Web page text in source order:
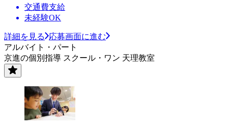
交通費支給
未経験OK
詳細を見る
応募画面に進む
アルバイト・パート
京進の個別指導 スクール・ワン 天理教室